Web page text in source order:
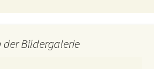
der Bildergalerie